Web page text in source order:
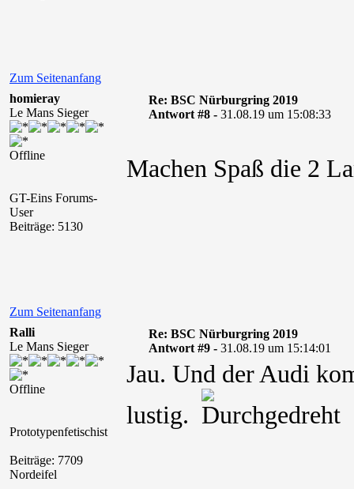
Zum Seitenanfang
homieray
Le Mans Sieger
Offline
GT-Eins Forums-
User
Beiträge: 5130
Re: BSC Nürburgring 2019
Antwort #8 - 31.08.19 um 15:08:33
Machen Spaß die 2
Zum Seitenanfang
Ralli
Le Mans Sieger
Offline
Prototypenfetischist
Beiträge: 7709
Nordeifel
Re: BSC Nürburgring 2019
Antwort #9 - 31.08.19 um 15:14:01
Jau. Und der Audi
lustig.